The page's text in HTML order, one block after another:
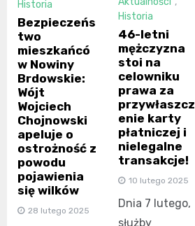
Historia
Bezpieczeńs
two
mieszkańcó
w Nowiny
Brdowskie:
Wójt
Wojciech
Chojnowski
apeluje o
ostrożność z
powodu
pojawienia
się wilków
28 lutego 2025
Historia
46-letni
mężczyzna
stoi na
celowniku
prawa za
przywłaszcz
enie karty
płatniczej i
nielegalne
transakcje!
10 lutego 2025
Dnia 7 lutego,
służby